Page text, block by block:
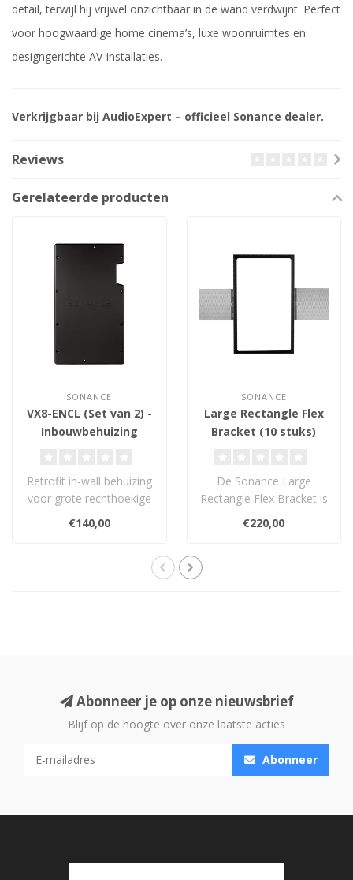
detail, terwijl hij vrijwel onzichtbaar in de wand verdwijnt. Perfect
voor hoogwaardige home cinema’s, luxe woonruimtes en
designgerichte AV-installaties.
Verkrijgbaar bij AudioExpert – officieel Sonance dealer.
Reviews
Gerelateerde producten
SONANCE
VX8-ENCL (Set van 2) -
Inbouwbehuizing
Retrofit in-wall behuizing
voor grote rechthoekige
Optimali..
€140,00
SONANCE
Large Rectangle Flex
Bracket (10 stuks)
De Sonance Large
Rectangle Flex Bracket is
montagebeugel voor g..
€220,00
Abonneer je op onze nieuwsbrief
Blijf op de hoogte over onze laatste acties
Abonneer